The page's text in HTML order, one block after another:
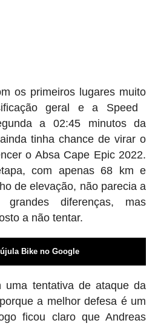
os primeiros lugares muito
geral e a Speed
a 02:45 minutos da
tinha chance de virar o
o Absa Cape Epic 2022.
com apenas 68 km e
de elevação, não parecia a
diferenças, mas
a não tentar.
Bike no Google
uma tentativa de ataque da
a melhor defesa é um
ficou claro que Andreas